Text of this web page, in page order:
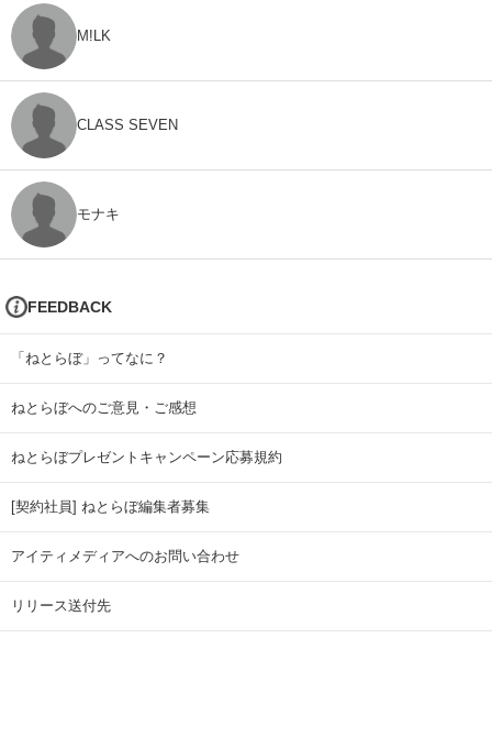
M!LK
CLASS SEVEN
モナキ
FEEDBACK
「ねとらぼ」ってなに？
ねとらぼへのご意見・ご感想
ねとらぼプレゼントキャンペーン応募規約
[契約社員] ねとらぼ編集者募集
アイティメディアへのお問い合わせ
リリース送付先